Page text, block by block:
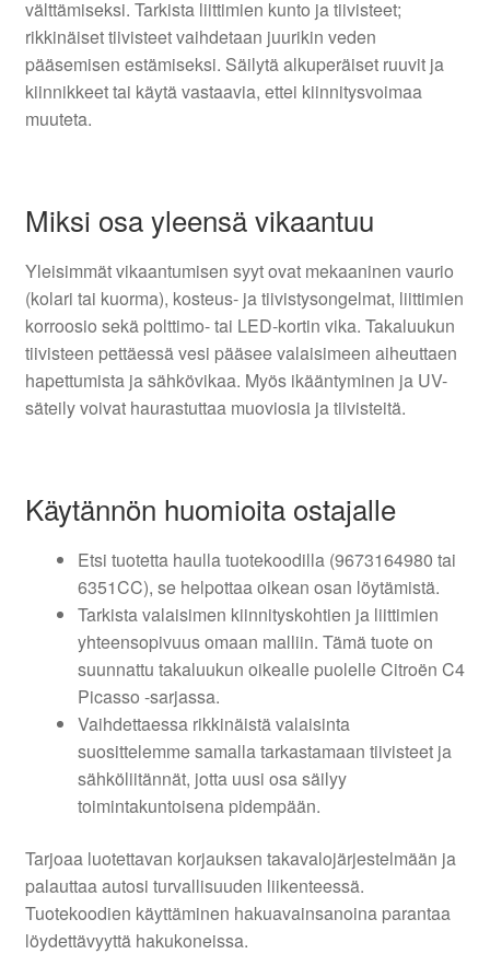
välttämiseksi. Tarkista liittimien kunto ja tiivisteet;
rikkinäiset tiivisteet vaihdetaan juurikin veden
pääsemisen estämiseksi. Säilytä alkuperäiset ruuvit ja
kiinnikkeet tai käytä vastaavia, ettei kiinnitysvoimaa
muuteta.
Miksi osa yleensä vikaantuu
Yleisimmät vikaantumisen syyt ovat mekaaninen vaurio
(kolari tai kuorma), kosteus- ja tiivistysongelmat, liittimien
korroosio sekä polttimo- tai LED-kortin vika. Takaluukun
tiivisteen pettäessä vesi pääsee valaisimeen aiheuttaen
hapettumista ja sähkövikaa. Myös ikääntyminen ja UV-
säteily voivat haurastuttaa muoviosia ja tiivisteitä.
Käytännön huomioita ostajalle
Etsi tuotetta haulla tuotekoodilla (9673164980 tai
6351CC), se helpottaa oikean osan löytämistä.
Tarkista valaisimen kiinnityskohtien ja liittimien
yhteensopivuus omaan malliin. Tämä tuote on
suunnattu takaluukun oikealle puolelle Citroën C4
Picasso -sarjassa.
Vaihdettaessa rikkinäistä valaisinta
suosittelemme samalla tarkastamaan tiivisteet ja
sähköliitännät, jotta uusi osa säilyy
toimintakuntoisena pidempään.
Tarjoaa luotettavan korjauksen takavalojärjestelmään ja
palauttaa autosi turvallisuuden liikenteessä.
Tuotekoodien käyttäminen hakuavainsanoina parantaa
löydettävyyttä hakukoneissa.